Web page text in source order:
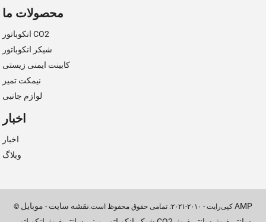
محصولات ما
انکوباتور CO2
شیکر انکوباتور
کابینت ایمنی زیستی
نیمکت تمیز
لوازم جانبی
اخبار
اخبار
وبلاگ
© کپی‌رایت - ۲۰۱۰-۲۰۲۱: تمامی حقوق محفوظ است. نقشه سایت -
موبایل AMP